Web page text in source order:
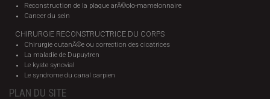
Reconstruction de la plaque arÃ©olo-mamelonnaire
Cancer du sein
CHIRURGIE RECONSTRUCTRICE DU CORPS
Chirurgie cutanÃ©e ou correction des cicatrices
La maladie de Dupuytren
Le kyste synovial
Le syndrome du canal carpien
PLAN DU SITE